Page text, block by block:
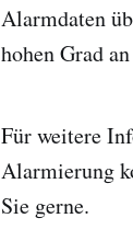
Alarmdaten
hohen Grad
Für weitere
Alarmierung
Sie gerne.